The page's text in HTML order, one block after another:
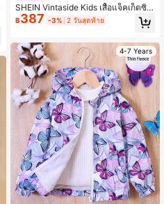
SHEIN Vintaside Kids เสื้อแจ็คเก็ตซิป
บุผ้าสำลีพิมพ์ลายน่ารักสำหรับเด็กผู้หญิ
ง ฤดูใบไม้ร่วง/ฤดูหนาว
฿387 -3% 2 วันสุดท้าย
4-7 Years